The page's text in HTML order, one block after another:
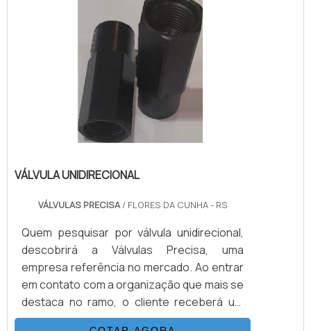
encontrar válvulas de controle direcional
em uma empresa que preza pela
segurança, enc...
VÁLVULA UNIDIRECIONAL
VÁLVULAS PRECISA/ FLORES DA CUNHA - RS
Quem pesquisar por válvula unidirecional,
descobrirá a Válvulas Precisa, uma
empresa referência no mercado. Ao entrar
em contato com a organização que mais se
destaca no ramo, o cliente receberá um
suporte completo para sanar eventuais